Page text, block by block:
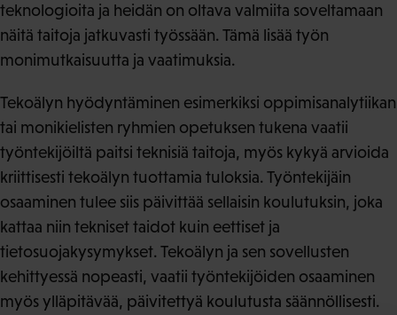
teknologioita ja heidän on oltava valmiita soveltamaan
näitä taitoja jatkuvasti työssään. Tämä lisää työn
monimutkaisuutta ja vaatimuksia.
Tekoälyn hyödyntäminen esimerkiksi oppimisanalytiikan
tai monikielisten ryhmien opetuksen tukena vaatii
työntekijöiltä paitsi teknisiä taitoja, myös kykyä arvioida
kriittisesti tekoälyn tuottamia tuloksia. Työntekijäin
osaaminen tulee siis päivittää sellaisin koulutuksin, joka
kattaa niin tekniset taidot kuin eettiset ja
tietosuojakysymykset. Tekoälyn ja sen sovellusten
kehittyessä nopeasti, vaatii työntekijöiden osaaminen
myös ylläpitävää, päivitettyä koulutusta säännöllisesti.